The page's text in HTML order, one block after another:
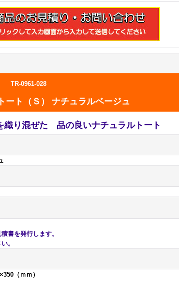
TR-0961-028
ート（Ｓ） ナチュラルベージュ
織り混ぜた 品の良いナチュラルトート
書を発行します。
。
（ｍｍ）